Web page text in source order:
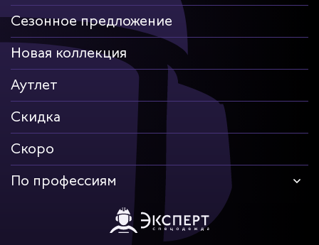
Сезонное предложение
Новая коллекция
Аутлет
Скидка
Скоро
По профессиям